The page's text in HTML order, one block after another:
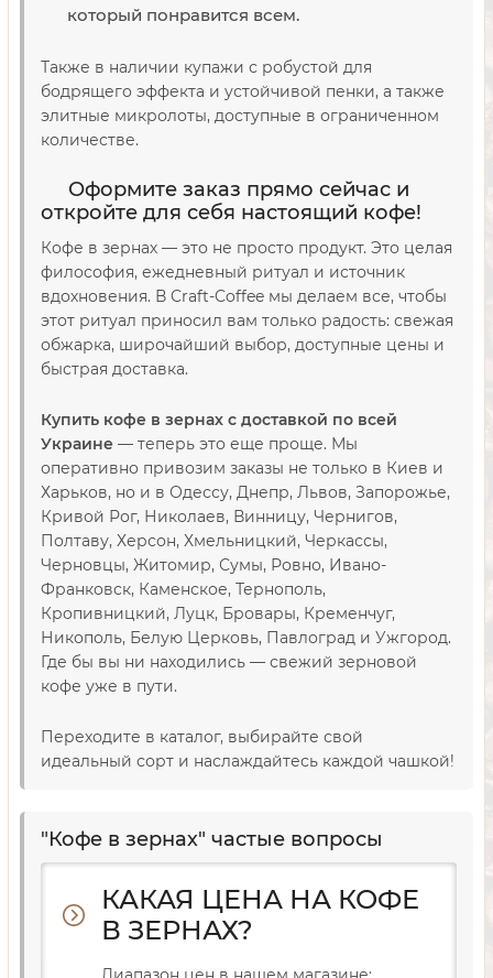
который понравится всем.
Также в наличии купажи с робустой для
бодрящего эффекта и устойчивой пенки, а также
элитные микролоты, доступные в ограниченном
количестве.
Оформите заказ прямо сейчас и
откройте для себя настоящий кофе!
Кофе в зернах — это не просто продукт. Это целая
философия, ежедневный ритуал и источник
вдохновения. В Craft-Coffee мы делаем все, чтобы
этот ритуал приносил вам только радость: свежая
обжарка, широчайший выбор, доступные цены и
быстрая доставка.
Купить кофе в зернах с доставкой по всей
Украине — теперь это еще проще. Мы
оперативно привозим заказы не только в Киев и
Харьков, но и в Одессу, Днепр, Львов, Запорожье,
Кривой Рог, Николаев, Винницу, Чернигов,
Полтаву, Херсон, Хмельницкий, Черкассы,
Черновцы, Житомир, Сумы, Ровно, Ивано-
Франковск, Каменское, Тернополь,
Кропивницкий, Луцк, Бровары, Кременчуг,
Никополь, Белую Церковь, Павлоград и Ужгород.
Где бы вы ни находились — свежий зерновой
кофе уже в пути.
Переходите в каталог, выбирайте свой
идеальный сорт и наслаждайтесь каждой чашкой!
"Кофе в зернах" частые вопросы
КАКАЯ ЦЕНА НА КОФЕ
В ЗЕРНАХ?